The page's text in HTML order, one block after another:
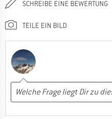
SCHREIBE EINE BEWERTUNG
TEILE EIN BILD